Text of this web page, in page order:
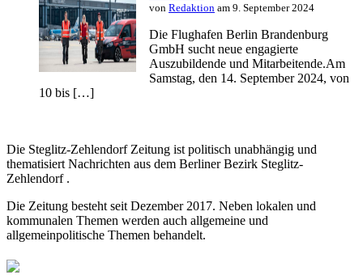
von Redaktion am 9. September 2024
Die Flughafen Berlin Brandenburg
GmbH sucht neue engagierte
Auszubildende und Mitarbeitende.Am
Samstag, den 14. September 2024, von
10 bis […]
Die Steglitz-Zehlendorf Zeitung ist politisch unabhängig und
thematisiert Nachrichten aus dem Berliner Bezirk Steglitz-
Zehlendorf .
Die Zeitung besteht seit Dezember 2017. Neben lokalen und
kommunalen Themen werden auch allgemeine und
allgemeinpolitische Themen behandelt.